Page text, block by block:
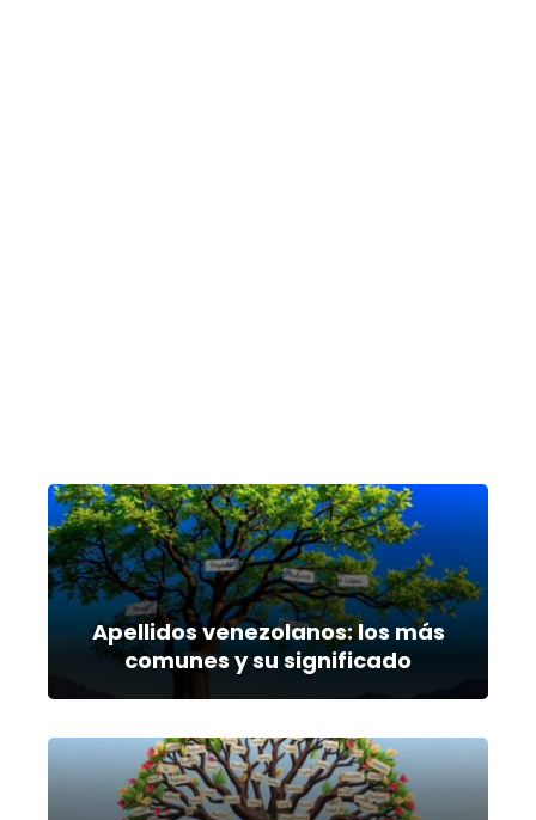
Apellidos venezolanos: los más
comunes y su significado